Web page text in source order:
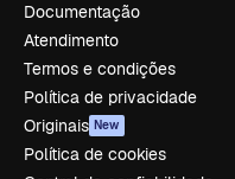
Documentação
Atendimento
Termos e condições
Política de privacidade
Originais New
Política de cookies